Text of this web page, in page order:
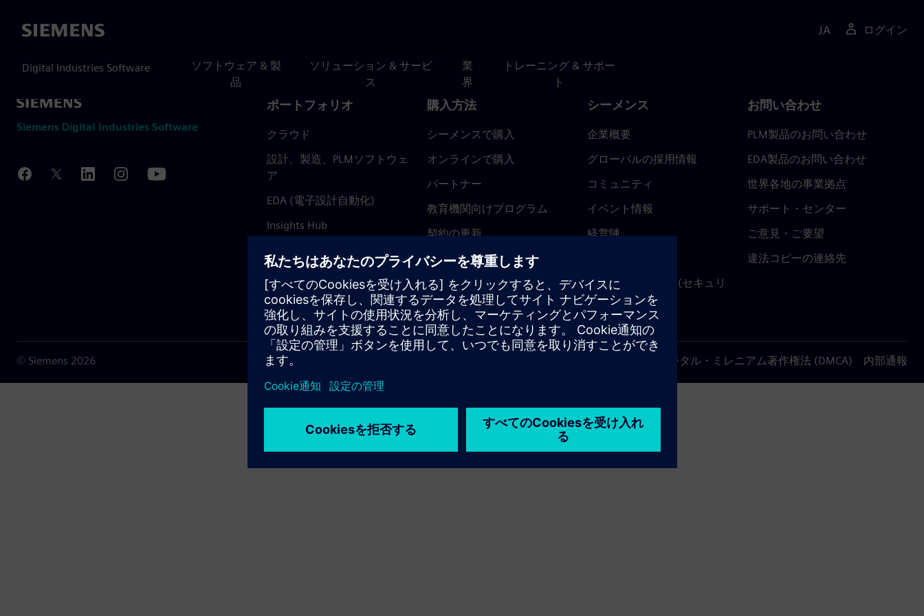
Siemens
Digital Industries Software
ソフトウェア & 製
品
ソリューション & サービ
ス
業
界
トレーニング & サポー
ト
JA ログイン
Siemens Digital Industries Software
ポートフォリオ
クラウド
設計、製造、PLMソフトウェ
ア
EDA (電子設計自動化)
Insights Hub
購入方法
シーメンスで購入
オンラインで購入
パートナー
教育機関向けプログラム
契約の更新
返金ポリシー
シーメンス
企業概要
グローバルの採用情報
コミュニティ
イベント情報
経営陣
トラストセンター (セキュリ
ティ関連情報)
お問い合わせ
PLM製品のお問い合わせ
EDA製品のお問い合わせ
世界各地の事業拠点
サポート・センター
ご意見・ご要望
違法コピーの連絡先
© Siemens 2026 デジタル・ミレニアム著作権法 (DMCA) 内部通報